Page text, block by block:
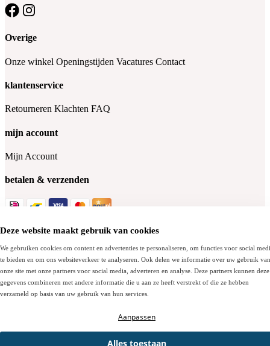
Deze website maakt gebruik van cookies
We gebruiken cookies om content en advertenties te personaliseren, om functies voor social
te bieden en om ons websiteverkeer te analyseren. Ook delen we informatie over uw gebruik van
onze site met onze partners voor social media, adverteren en analyse. Deze partners kunnen deze
gegevens combineren met andere informatie die u aan ze heeft verstrekt of die ze hebben
verzameld op basis van uw gebruik van hun services.
Aanpassen
Alles toestaan
Overige
Onze winkel Openingstijden Vacatures Contact
klantenservice
Retourneren Klachten FAQ
mijn account
Mijn Account
betalen & verzenden
Socials
© Bergmansoutlet.com - 2026